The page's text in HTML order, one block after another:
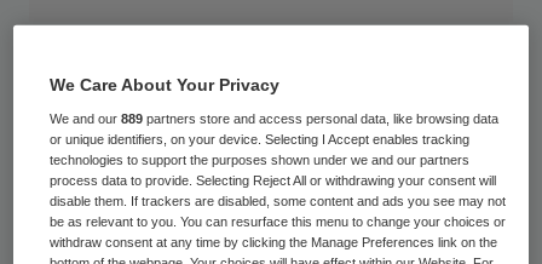
grens tussen Sittard en Geleen, had het
ziekenhuis ruim één miljoen papieren
dossiers in de oudbouw staan. Deze
verhuizing was hét moment om iets met de
We Care About Your Privacy
We and our889 partners store and access personal data, like browsing data
or unique identifiers, on your device. Selecting I Accept enables tracking
technologies to support the purposes shown under we and our partners
process data to provide. Selecting Reject All or withdrawing your consent will
disable them. If trackers are disabled, some content and ads you see may not
be as relevant to you. You can resurface this menu to change your choices or
withdraw consent at any time by clicking the Manage Preferences link on the